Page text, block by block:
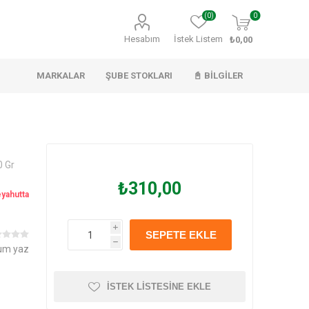
Hesabım İstek Listem
(0) 0
₺0,00
MARKALAR
Naturex
ŞUBE STOKLARI 📓 BILGILER
Gr
yaz
₺310,00
i
h
SEPETE EKLE
İSTEK LISTESINE EKLE